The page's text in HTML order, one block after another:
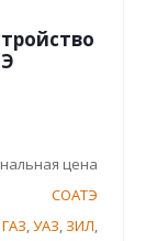
цена
СОАТЭ
ГАЗ,УАЗ, ЗИЛ,